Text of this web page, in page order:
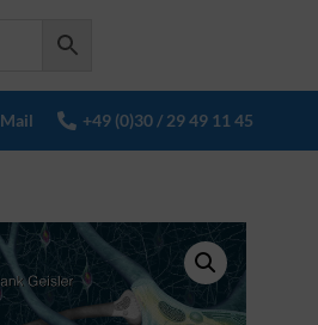
+49 (0)30 / 29 49 11 45